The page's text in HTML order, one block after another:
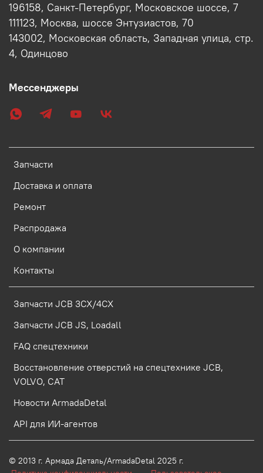
Запчасти
Доставка и оплата
Ремонт
Распродажа
О компании
Контакты
Запчасти JCB 3CX/4CX
Запчасти JCB JS, Loadall
FAQ спецтехники
Восстановление отверстий на спецтехнике JCB,
VOLVO, CAT
Новости ArmadaDetal
API для ИИ-агентов
196158, Санкт-Петербург, Московское шоссе, 7
111123, Москва, шоссе Энтузиастов, 70
143002, Московская область, Западная улица, стр.
4, Одинцово
Мессенджеры
© 2013 г. Армада Деталь/ArmadaDetal 2025 г.